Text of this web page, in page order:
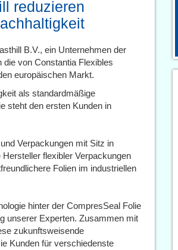
reduzieren
B.V., ein Unternehmen der
von Constantia Flexibles
europäischen Markt.
als standardmäßige
steht den ersten Kunden in
Verpackungen mit Sitz in
flexibler Verpackungen
Folien im industriellen
hinter der CompresSeal Folie
unserer Experten. Zusammen mit
zukunftsweisende
Kunden für verschiedenste